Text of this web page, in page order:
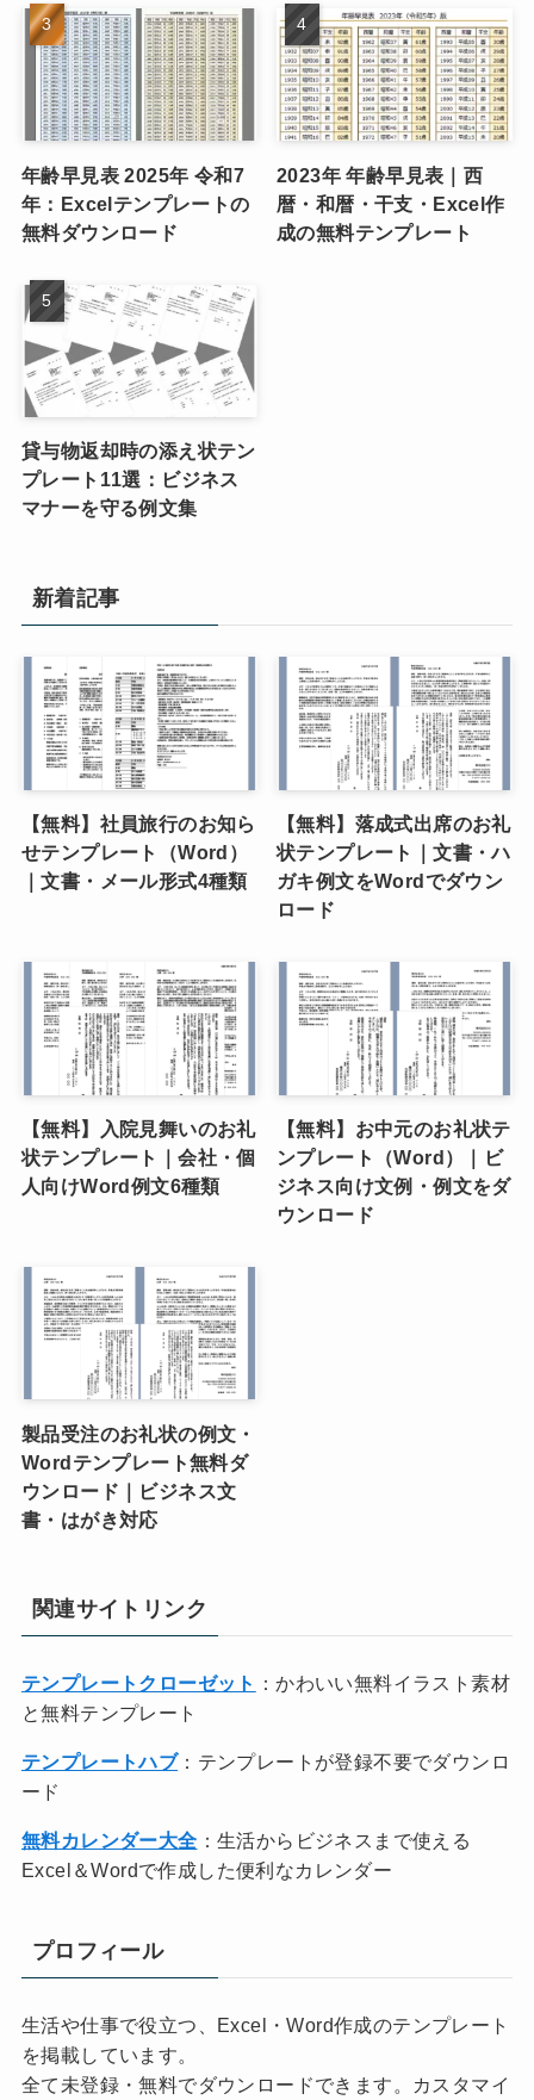
年齢早見表 2025年 令和7
年：Excelテンプレートの
無料ダウンロード
2023年 年齢早見表｜西
暦・和暦・干支・Excel作
成の無料テンプレート
貸与物返却時の添え状テン
プレート11選：ビジネス
マナーを守る例文集
新着記事
【無料】社員旅行のお知ら
せテンプレート（Word）
｜文書・メール形式4種類
【無料】落成式出席のお礼
状テンプレート｜文書・ハ
ガキ例文をWordでダウン
ロード
【無料】入院見舞いのお礼
状テンプレート｜会社・個
人向けWord例文6種類
【無料】お中元のお礼状テ
ンプレート（Word）｜ビ
ジネス向け文例・例文をダ
ウンロード
製品受注のお礼状の例文・
Wordテンプレート無料ダ
ウンロード｜ビジネス文
書・はがき対応
関連サイトリンク
テンプレートクローゼット
：かわいい無料イラスト素材
と無料テンプレート
テンプレートハブ：テンプレートが登録不要でダウンロ
ード
無料カレンダー大全 ：生活からビジネスまで使える
Excel＆Wordで作成した便利なカレンダー
プロフィール
生活や仕事で役立つ、Excel・Word作成のテンプレート
を掲載しています。
全て未登録・無料でダウンロードできます。カスタマイ